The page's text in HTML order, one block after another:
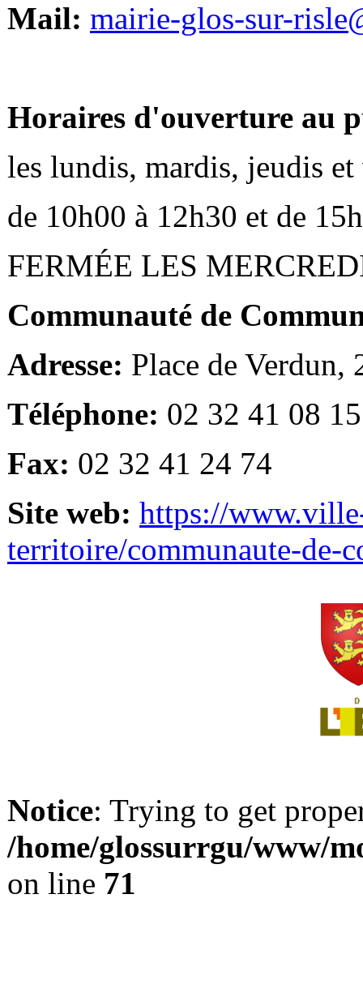
Mail: mairie-glos-sur-
Horaires d'ouverture au
les lundis, mardis, jeudis et
de 10h00 à 12h30 et de
FERMÉE LES
Communauté de
Adresse: Place de Verdun,
Téléphone: 02 32 41 08 15
Fax: 02 32 41 24 74
Site web: https://
territoire/communaute-de-
Notice: Trying to get
/home/glossurrgu/www/
on line 71